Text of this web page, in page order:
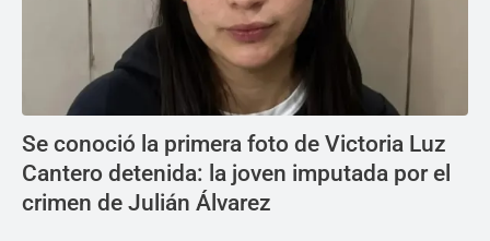
Se conoció la primera foto de Victoria Luz
Cantero detenida: la joven imputada por el
crimen de Julián Álvarez